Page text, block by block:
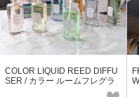
COLOR LIQUID REED DIFFU
SER / カラー ルームフレグラ
ンス ディフューザー インテリ